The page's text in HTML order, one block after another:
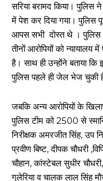
सरिया बरामद किया। पुलिस
में पेश कर दिया गया। पुलिस
आपस सभी दोस्त थे । पुलिस
तीनों आरोपियों को
है। साथ ही उन्होंने बताया कि
पुलिस पहले ही जेल भेज चुकी
जबकि अन्य आरोपियों के
पुलिस टीम को 2500 से
निरीक्षक अमरजीत सिंह, उप
प्रवीण बिष्ट, दीपक चौधरी
चौहान, कांस्टेबल सुधीर
गुलेरिया व चालक लाल सिंह